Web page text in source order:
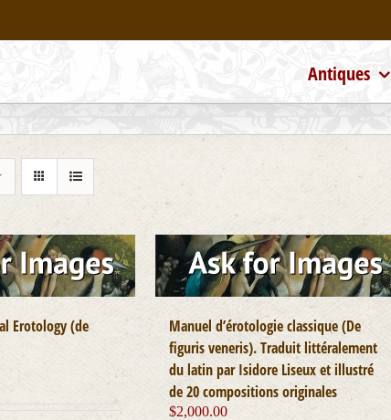
Antiques
Erotology (de
Manuel d’érotologie classique (De
figuris veneris). Traduit littéralement
du latin par Isidore Liseux et illustré
de 20 compositions originales
$2,000.00